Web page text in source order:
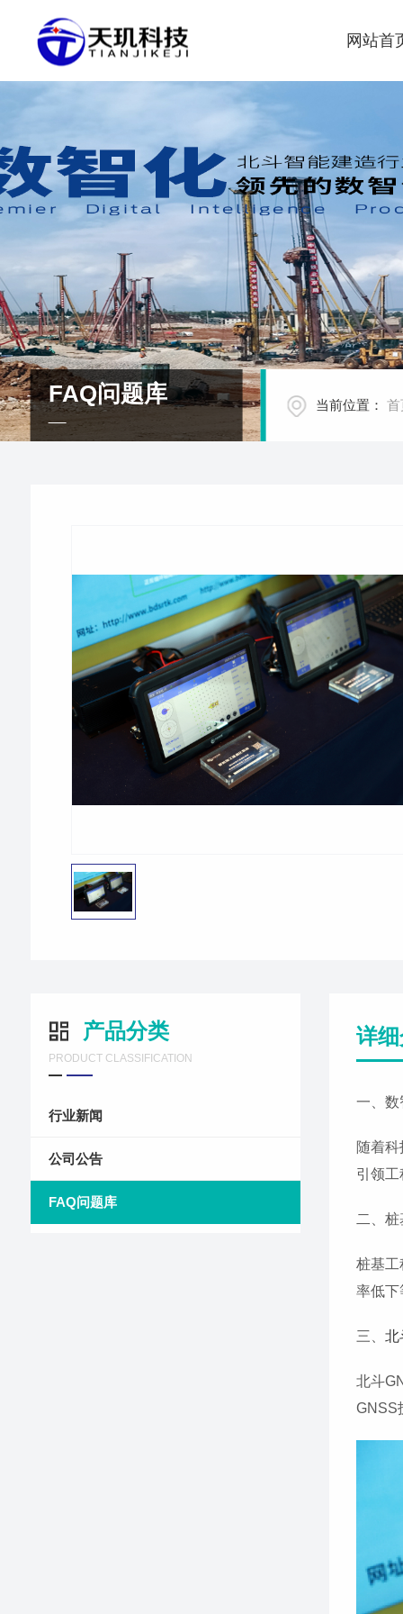
网站首
FAQ问题库 当前位置： 首
产品分类
PRODUCT CLASSIFICATION
行业新闻
公司公告
FAQ问题库
详
一、数
随着
引领
二、
桩基工
率低下
三、 北
北斗
GNSS